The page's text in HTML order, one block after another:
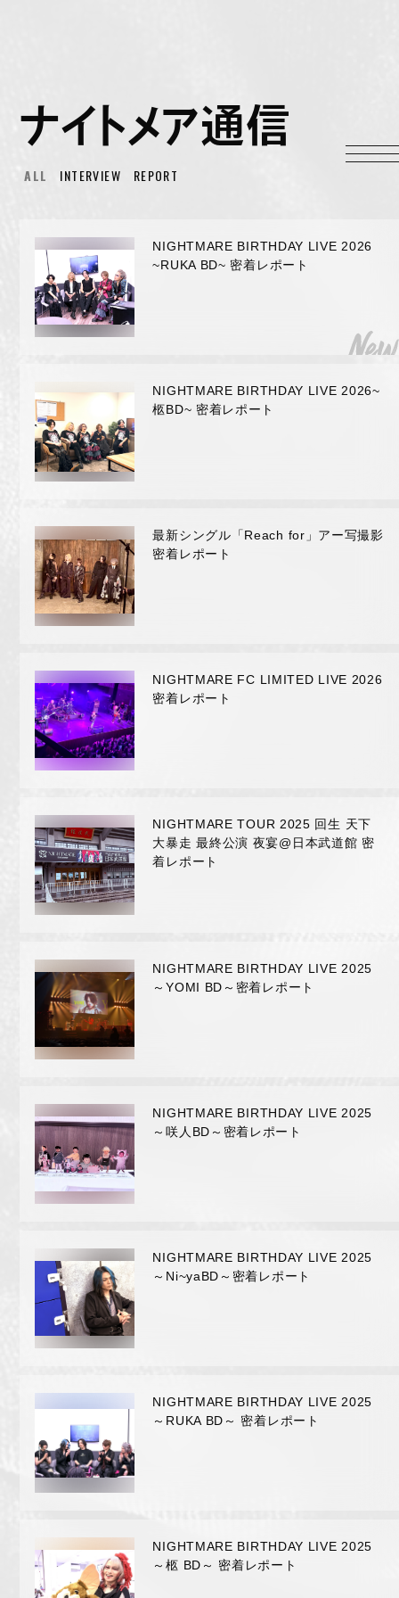
PROFILE
SCHEDULE
DISCOGRAPHY
LYRICS
GOODS
伊達漢
CONTACT
NIGHTMARE OFFICIAL MOBILE SITE
JOIN LOGIN
FAN CLUB INFORMATION
RADIO
MOVIE
MEMBER ONLY COMMUNITY
ORIGINAL PLAYLIST
ナイトメア通信
衣装解説
SPECIAL BIRTHDAY PRESENT
THANK YOU MESSAGE from
NIGHTMARE
ナイトメア通信
ALL INTERVIEW REPORT
NIGHTMARE BIRTHDAY LIVE 2026
~RUKA BD~ 密着レポート
NIGHTMARE BIRTHDAY LIVE 2026~
柩BD~ 密着レポート
最新シングル「Reach for」アー写撮影
密着レポート
NIGHTMARE FC LIMITED LIVE 2026
密着レポート
NIGHTMARE TOUR 2025 回生 天下
大暴走 最終公演 夜宴@日本武道館 密
着レポート
NIGHTMARE BIRTHDAY LIVE 2025
～YOMI BD～密着レポート
NIGHTMARE BIRTHDAY LIVE 2025
～咲人BD～密着レポート
NIGHTMARE BIRTHDAY LIVE 2025
～Ni~yaBD～密着レポート
NIGHTMARE BIRTHDAY LIVE 2025
～RUKA BD～ 密着レポート
NIGHTMARE BIRTHDAY LIVE 2025
～柩 BD～ 密着レポート